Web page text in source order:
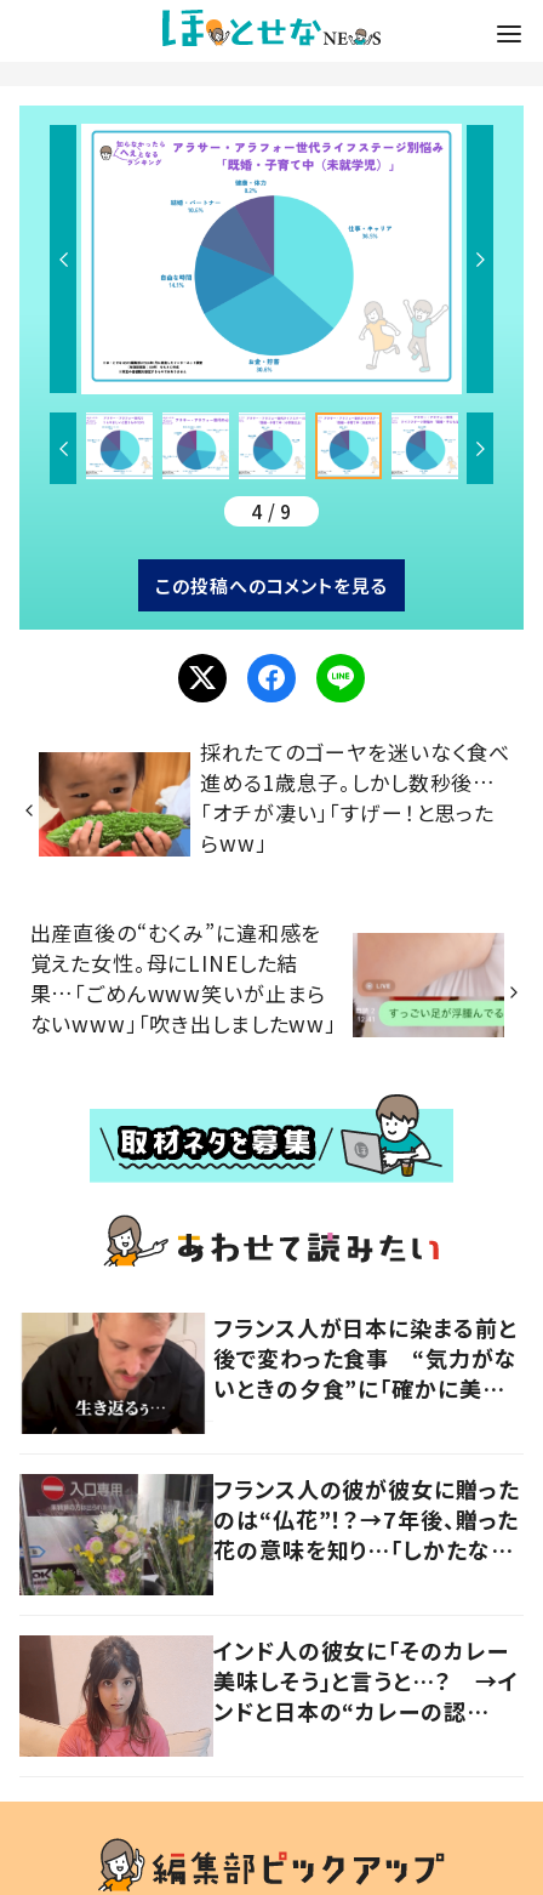
4 / 9
この投稿へのコメントを見る
採れたてのゴーヤを迷いなく食べ
進める1歳息子。しかし数秒後…
「オチが凄い」「すげー！と思った
らww」
出産直後の“むくみ”に違和感を
覚えた女性。母にLINEした結
果…「ごめんwww笑いが止まら
ないwww」「吹き出しましたww」
フランス人が日本に染まる前と
後で変わった食事 “気力がな
いときの夕食”に「確かに美味
フランス人の彼が彼女に贈った
のは“仏花”！？→7年後、贈った
花の意味を知り…「しかたな
インド人の彼女に「そのカレー
美味しそう」と言うと…？ →イ
ンドと日本の“カレーの認